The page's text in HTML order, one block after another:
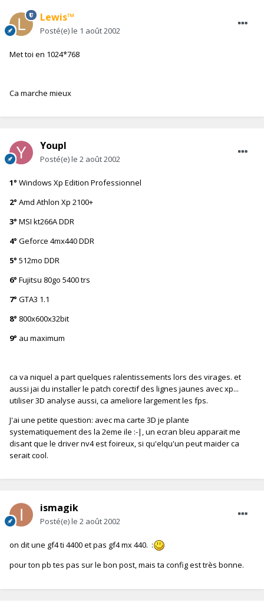
Lewis™
Posté(e)le 1 août 2002
Met toi en 1024*768
Ca marche mieux
YoupI
Posté(e)le 2 août 2002
1° Windows Xp Edition Professionnel
2° Amd Athlon Xp 2100+
3° MSI kt266A DDR
4° Geforce 4mx440 DDR
5° 512mo DDR
6° Fujitsu 80go 5400 trs
7° GTA3 1.1
8° 800x600x32bit
9° au maximum
ca va niquel a part quelques ralentissements lors des virages. et
aussi jai du installer le patch corectif des lignes jaunes avec xp...
utiliser 3D analyse aussi, ca ameliore largement les fps.
J'ai une petite question: avec ma carte 3D je plante
systematiquement des la 2eme ile :-|, un ecran bleu apparait me
disant que le driver nv4 est foireux, si qu'elqu'un peut maider ca
serait cool.
ismagik
Posté(e)le 2 août 2002
on dit une gf4 ti 4400 et pas gf4 mx 440. :
pour ton pb tes pas sur le bon post, mais ta config est très bonne.